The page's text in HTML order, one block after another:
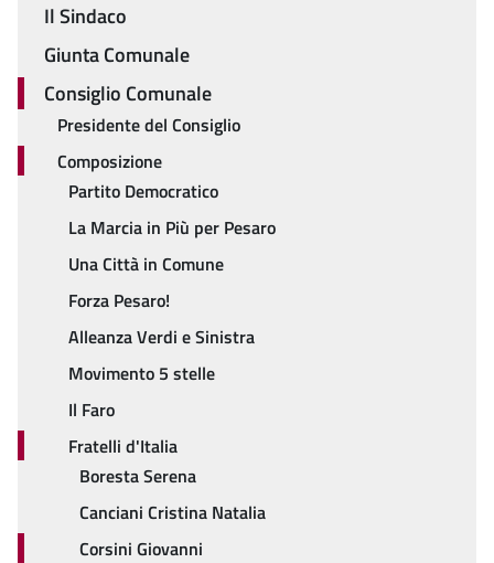
Menu
Il Sindaco
Giunta Comunale
Consiglio Comunale
Presidente del Consiglio
Composizione
Partito Democratico
La Marcia in Più per Pesaro
Una Città in Comune
Forza Pesaro!
Alleanza Verdi e Sinistra
Movimento 5 stelle
Il Faro
Fratelli d'Italia
Boresta Serena
Canciani Cristina Natalia
Corsini Giovanni